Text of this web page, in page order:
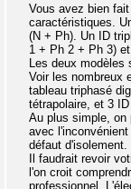
Vous avez bien
caractéristiques.
(N + Ph). Un ID
1 + Ph 2 + Ph 3)
Les deux modèles
Voir les nombreux
tableau triphasé
tétrapolaire, et 3 ID
Au plus simple, on
avec
défaut d'isolement.
Il faudrait revoir
l'on croit
professionnel.